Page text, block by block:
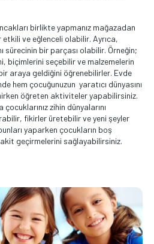
birlikte yapmanız mağazadan
ve eğlenceli olabilir. Ayrıca,
sürecinin bir parçası olabilir. Örneğin;
biçimlerini seçebilir ve malzemelerin
araya geldiğini öğrenebilirler. Evde
hem çocuğunuzun yaratıcı dünyasını
öğreten aktiviteler yapabilirsiniz.
zihin dünyalarını
fikirler üretebilir ve yeni şeyler
yaparken çocukların boş
geçirmelerini sağlayabilirsiniz.